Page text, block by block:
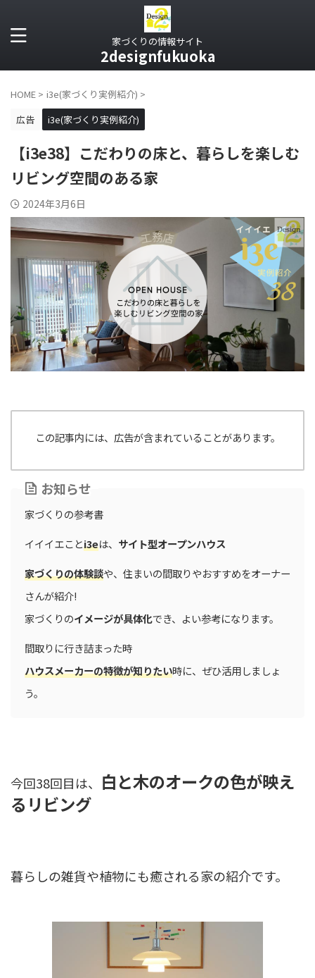
家づくりの情報サイト
2designfukuoka
HOME > i3e(家づくり実例紹介) >
広告
i3e(家づくり実例紹介)
【i3e38】こだわりの床と、暮らしを楽しむ
リビング空間のある家
2024年3月6日
この記事内には、広告が含まれていることがあります。
お知らせ
家づくりの参考書
イイイエことi3eは、 サイト型オープンハウス
家づくりの体験談や、住まいの間取りやおすすめをオーナー
さんが紹介!
家づくりのイメージが具体化でき、よい参考になります。
間取りに行き詰まった時
ハウスメーカーの特徴が知りたい時に、ぜひ活用しましょ
う。
今回38回目は、
白と木のオークの色が映え
るリビング
暮らしの雑貨や植物にも癒される家の紹介です。